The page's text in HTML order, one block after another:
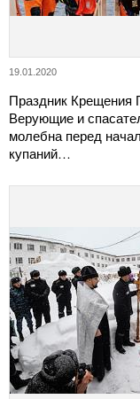
19.01.2020
Праздник Крещения
Верующие и
молебна перед
купаний…